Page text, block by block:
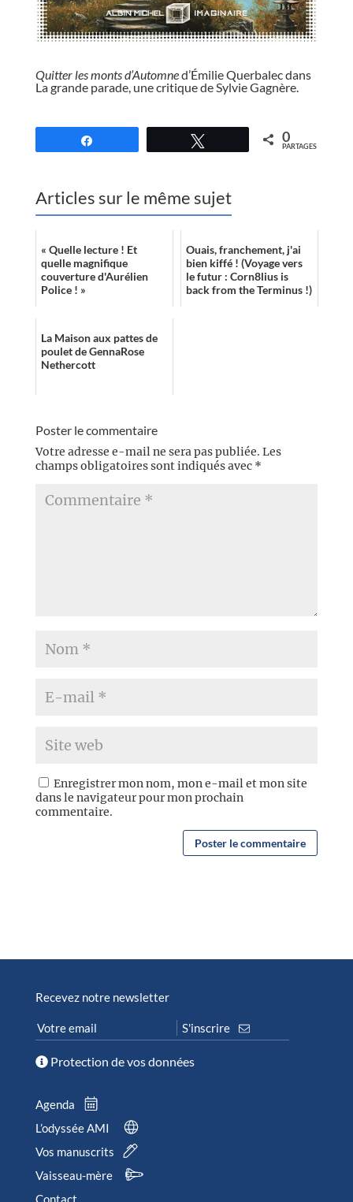
Quitter les monts d’Automned’Émilie Querbalec dans
La grande parade, une critique de Sylvie Gagnère.
0
PARTAGES
Articles sur le même sujet
« Quelle lecture ! Et
quelle magnifique
couverture d'Aurélien
Police ! »
Ouais, franchement, j'ai
bien kiffé ! (Voyage vers
le futur : Corn8lius is
back from the Terminus !)
La Maison aux pattes de
poulet de GennaRose
Nethercott
Poster le commentaire
Votre adresse e-mail ne sera pas publiée. Les
champs obligatoires sont indiqués avec *
Enregistrer mon nom, mon e-mail et mon site
dans le navigateur pour mon prochain
commentaire.
Recevez notre newsletter
Protection de vos données
Agenda
L’odyssée AMI
Vos manuscrits
Vaisseau-mère
Contact